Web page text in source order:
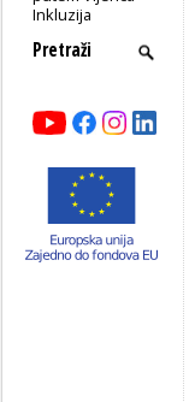
Inkluzija